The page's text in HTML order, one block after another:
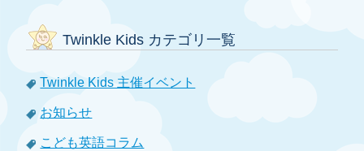
Twinkle Kids カテゴリ一覧
Twinkle Kids 主催イベント
お知らせ
こども英語コラム